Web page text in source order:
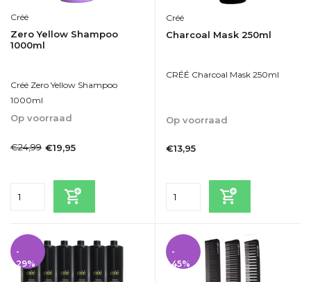
Créé
Zero Yellow Shampoo
1000ml
Créé Zero Yellow Shampoo
1000ml
Op voorraad
€24,99 €19,95
Créé
Charcoal Mask 250ml
CRÉÉ Charcoal Mask 250ml
Op voorraad
€13,95
-
29%
-
45%